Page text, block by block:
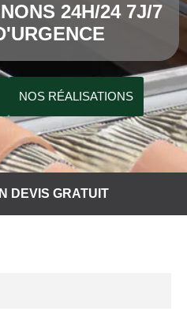
24H/24 7J/7
NOS RÉALISATIONS
DEVIS GRATUIT